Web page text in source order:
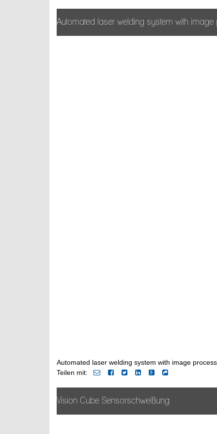
Automated laser welding system with
Automated laser welding system with image
Teilen mit:
Vision Cube Sensorschweißung